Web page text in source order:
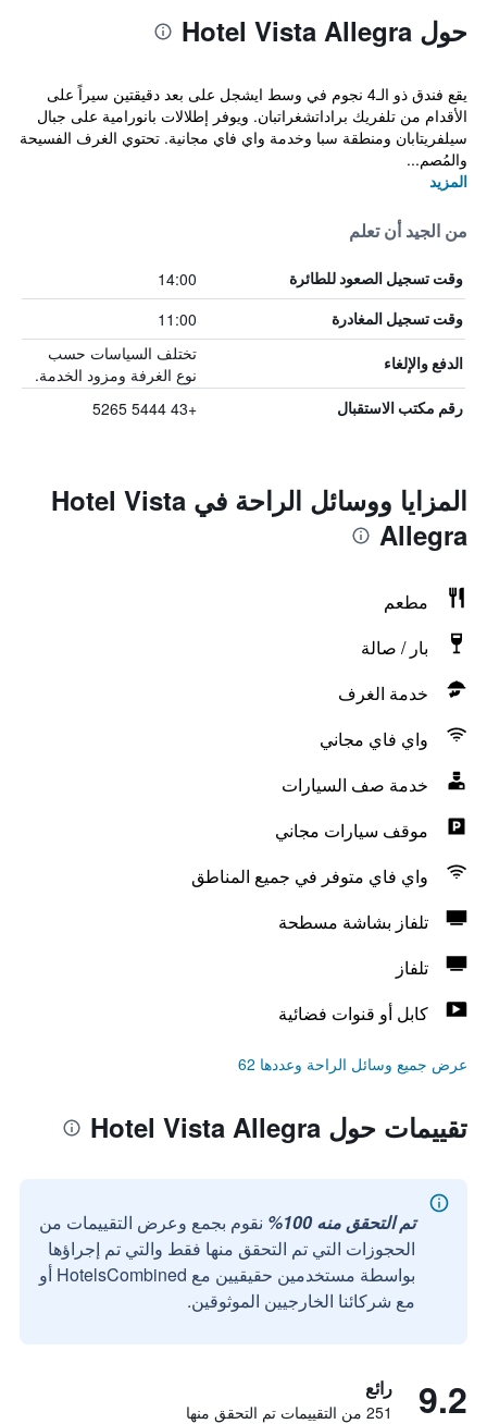
حول Hotel Vista Allegra
يقع فندق ذو الـ4 نجوم في وسط ايشجل على بعد دقيقتين سيراً على
الأقدام من تلفريك براداتشغراتبان. ويوفر إطلالات بانورامية على جبال
سيلفريتابان ومنطقة سبا وخدمة واي فاي مجانية. تحتوي الغرف الفسيحة
والمُصم...
المزيد
من الجيد أن تعلم
وقت تسجيل الصعود للطائرة 14:00
وقت تسجيل المغادرة 11:00
الدفع والإلغاء
تختلف السياسات حسب
نوع الغرفة ومزود الخدمة.
رقم مكتب الاستقبال +43 5444 5265
المزايا ووسائل الراحة في Hotel Vista
Allegra
مطعم
بار / صالة
خدمة الغرف
واي فاي مجاني
خدمة صف السيارات
موقف سيارات مجاني
واي فاي متوفر في جميع المناطق
تلفاز بشاشة مسطحة
تلفاز
كابل أو قنوات فضائية
عرض جميع وسائل الراحة وعددها 62
تقييمات حول Hotel Vista Allegra
تم التحقق منه 100%
نقوم بجمع وعرض التقييمات من
الحجوزات التي تم التحقق منها فقط والتي تم إجراؤها
بواسطة مستخدمين حقيقيين مع HotelsCombined أو
مع شركائنا الخارجيين الموثوقين.
9.2 رائع
251 من التقييمات تم التحقق منها